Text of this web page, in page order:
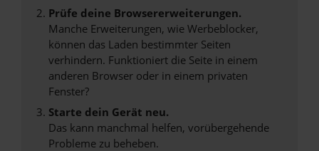
Prüfe deine Browsererweiterungen.
Manche Erweiterungen, wie Werbeblocker,
können das Laden bestimmter Seiten
verhindern. Funktioniert die Seite in einem
anderen Browser oder in einem privaten
Fenster?
Starte dein Gerät neu.
Das kann manchmal helfen, vorübergehende
Probleme zu beheben.